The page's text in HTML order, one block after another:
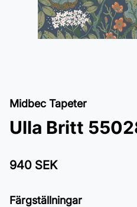
Midbec Tapeter
Ulla Britt
940 SEK
Färgställningar